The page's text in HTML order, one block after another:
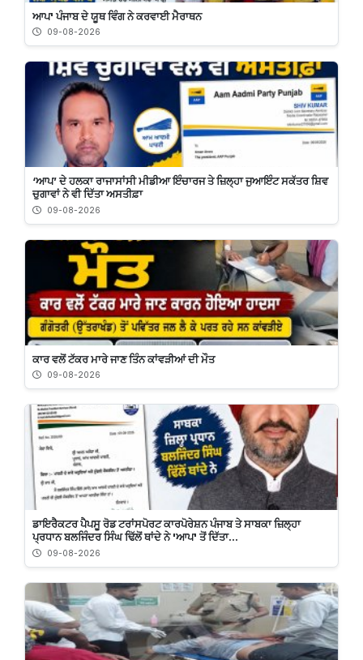
ਆਪ' ਪੰਜਾਬ ਦੇ ਯੂਥ ਵਿੰਗ ਨੇ ਕਰਵਾਈ ਮੈਰਾਥਨ
09-08-2026
‘ਆਪ’ ਦੇ ਹਲਕਾ ਰਾਜਾਸਾਂਸੀ ਮੀਡੀਆ ਇੰਚਾਰਜ ਤੇ ਜ਼ਿਲ੍ਹਾ ਜੁਆਇੰਟ ਸਕੱਤਰ ਸ਼ਿਵ
ਚੁਗਾਵਾਂ ਨੇ ਵੀ ਦਿੱਤਾ ਅਸਤੀਫ਼ਾ
09-08-2026
ਕਾਰ ਵਲੋਂ ਟੱਕਰ ਮਾਰੇ ਜਾਣ ਤਿੰਨ ਕਾਂਵੜੀਆਂ ਦੀ ਮੌਤ
09-08-2026
ਡਾਇਰੈਕਟਰ ਪੈਪਸੂ ਰੋਡ ਟਰਾਂਸਪੋਰਟ ਕਾਰਪੋਰੇਸ਼ਨ ਪੰਜਾਬ ਤੇ ਸਾਬਕਾ ਜ਼ਿਲ੍ਹਾ
ਪ੍ਰਧਾਨ ਬਲਜਿੰਦਰ ਸਿੰਘ ਢਿੱਲੋਂ ਥਾਂਦੇ ਨੇ 'ਆਪ' ਤੋਂ ਦਿੱਤਾ...
09-08-2026